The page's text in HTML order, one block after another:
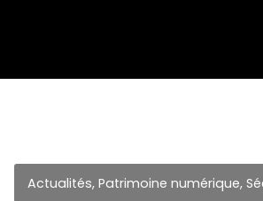
Actualités, Patrimoine numérique,